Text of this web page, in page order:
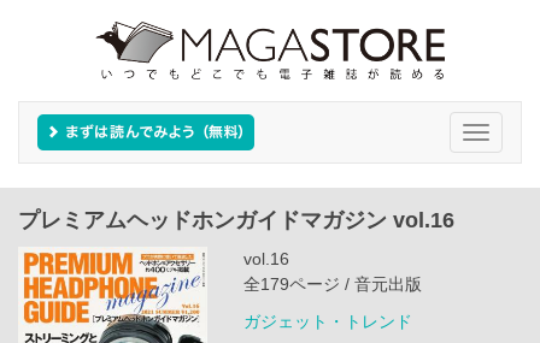
Toggle
プレミアムヘッドホンガイドマガジン vol.16
vol.16
全179ページ / 音元出版
ガジェット・トレンド